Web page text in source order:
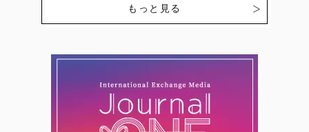
コンズ】の戦いが始まりまもっと見る